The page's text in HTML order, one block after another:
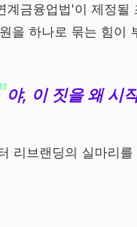
금융업법'이 제정
을 하나로 묶는 힘이
야, 이 짓을 왜 시
리브랜딩의 실마리를